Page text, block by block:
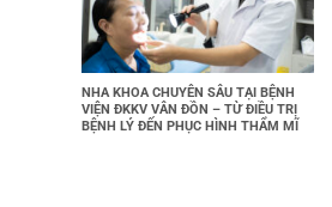
NHA KHOA CHUYÊN SÂU TẠI BỆNH
VIỆN ĐKKV VÂN ĐỒN – TỪ ĐIỀU TRỊ
BỆNH LÝ ĐẾN PHỤC HÌNH THẨM MĨ